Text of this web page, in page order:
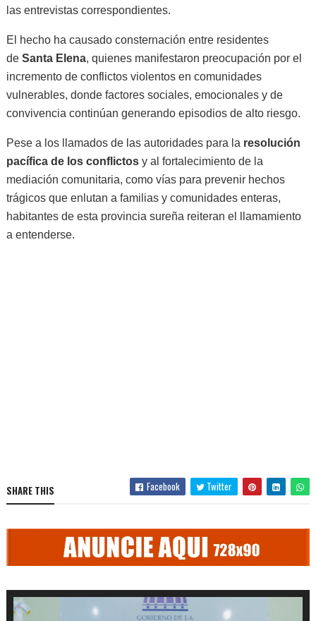
las entrevistas correspondientes.
El hecho ha causado consternación entre residentes
de Santa Elena, quienes manifestaron preocupación por el
incremento de conflictos violentos en comunidades
vulnerables, donde factores sociales, emocionales y de
convivencia continúan generando episodios de alto riesgo.
Pese a los llamados de las autoridades para la resolución
pacífica de los conflictosy al fortalecimiento de la
mediación comunitaria, como vías para prevenir hechos
trágicos que enlutan a familias y comunidades enteras,
habitantes de esta provincia sureña reiteran el llamamiento
a entenderse.
SHARE THIS Facebook Twitter